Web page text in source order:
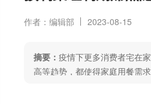
作者：编辑部 2023-08-15
摘要： 疫情下更多消费者宅在
高等趋势，都使得家庭用餐需